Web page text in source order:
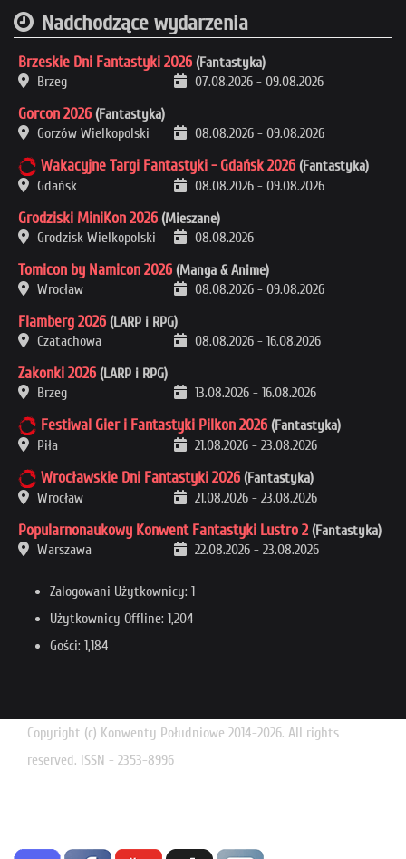
Nadchodzące wydarzenia
Brzeskie Dni Fantastyki 2026 (Fantastyka)
Brzeg
07.08.2026 - 09.08.2026
Gorcon 2026 (Fantastyka)
Gorzów Wielkopolski
08.08.2026 - 09.08.2026
Wakacyjne Targi Fantastyki - Gdańsk 2026 (Fantastyka)
Gdańsk
08.08.2026 - 09.08.2026
Grodziski MiniKon 2026 (Mieszane)
Grodzisk Wielkopolski
08.08.2026
Tomicon by Namicon 2026 (Manga & Anime)
Wrocław
08.08.2026 - 09.08.2026
Flamberg 2026 (LARP i RPG)
Czatachowa
08.08.2026 - 16.08.2026
Zakonki 2026 (LARP i RPG)
Brzeg
13.08.2026 - 16.08.2026
Festiwal Gier i Fantastyki Pilkon 2026 (Fantastyka)
Piła
21.08.2026 - 23.08.2026
Wrocławskie Dni Fantastyki 2026 (Fantastyka)
Wrocław
21.08.2026 - 23.08.2026
Popularnonaukowy Konwent Fantastyki Lustro 2 (Fantastyka)
Warszawa
22.08.2026 - 23.08.2026
Zalogowani Użytkownicy: 1
Użytkownicy Offline: 1,204
Gości: 1,184
Copyright (c) Konwenty Południowe 2014-2026. All rights
reserved. ISSN - 2353-8996